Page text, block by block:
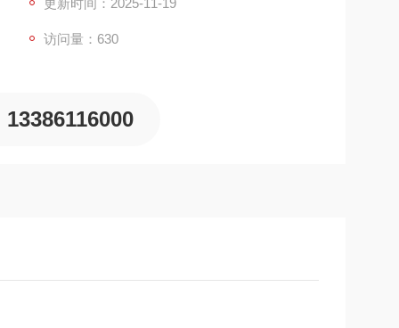
头、冷冻行业等对防腐功能要求较高的行业。
更新时间：2025-11-19
访问量：630
13386116000